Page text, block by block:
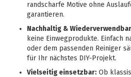
randscharfe Motive ohne
garantieren.
Nachhaltig &
keine Einwegprodukte. Einfach
oder dem passenden Reiniger
für Ihr nächstes DIY-Projekt.
Vielseitig einsetzbar: Ob